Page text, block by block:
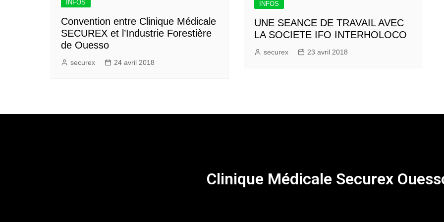
INFOS
Convention entre Clinique Médicale
SECUREX et l’Industrie Forestière
de Ouesso
securex 24 avril 2018
INFOS
UNE SEANCE DE TRAVAIL AVEC
LA SOCIETE IFO INTERHOLOCO
securex 23 avril 2018
Clinique Médicale Securex